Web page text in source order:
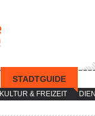
KULTUR & FREIZEIT
STADTGUIDE